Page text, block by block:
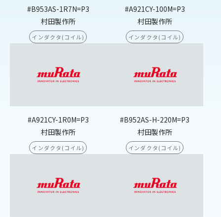
#B953AS-1R7N=P3
村田製作所
インダクタ(コイル)
#A921CY-100M=P3
村田製作所
インダクタ(コイル)
#A921CY-1R0M=P3
村田製作所
インダクタ(コイル)
#B952AS-H-220M=P3
村田製作所
インダクタ(コイル)